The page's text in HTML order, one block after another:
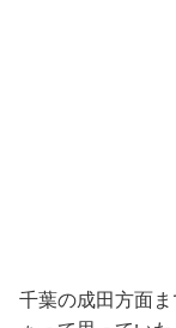
千葉の成田方面